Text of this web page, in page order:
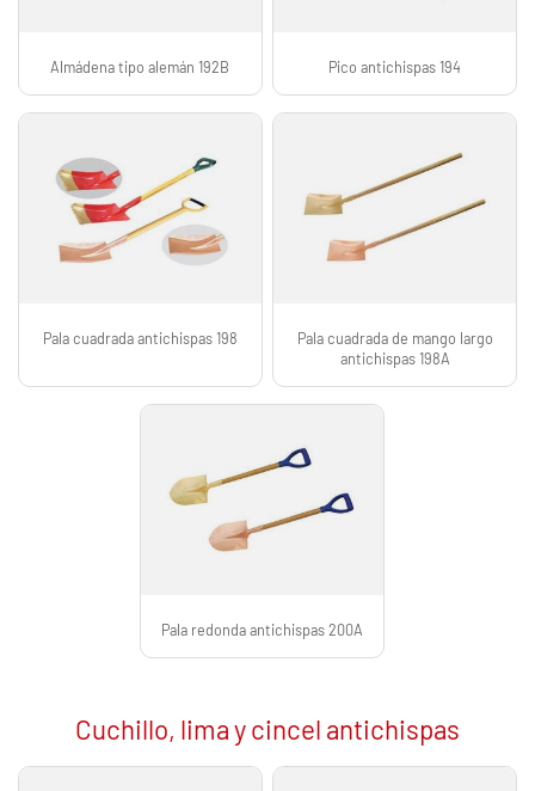
Almádena tipo alemán 192B Pico antichispas 194
Pala cuadrada antichispas 198
Pala cuadrada de mango largo
antichispas 198A
Pala redonda antichispas 200A
Cuchillo, lima y cincel antichispas